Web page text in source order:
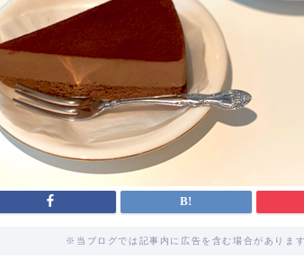
※当ブログでは記事内に広告を含む場合があります